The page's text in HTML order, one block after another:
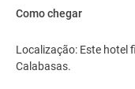
Como chegar
Localização: Este hotel
Calabasas.